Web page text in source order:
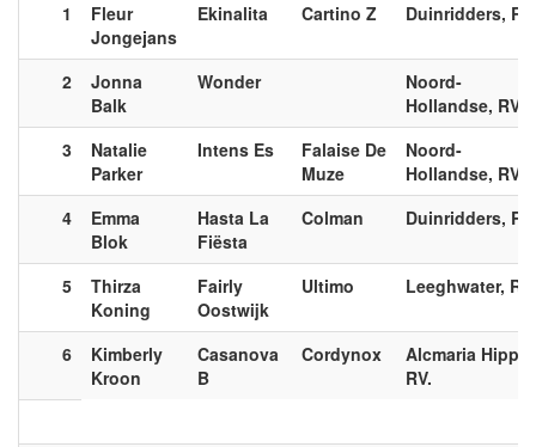
1
Fleur
Jongejans
Ekinalita Cartino Z Duinridders, RV.
2
Jonna
Balk
Wonder
Noord-
Hollandse, RV.
3
Natalie
Parker
Intens Es
Falaise De
Muze
Noord-
Hollandse, RV.
4
Emma
Blok
Hasta La
Fiësta
Colman Duinridders, RV.
5
Thirza
Koning
Fairly
Oostwijk
Ultimo Leeghwater, RV.
6
Kimberly
Kroon
Casanova
B
Cordynox
Alcmaria
RV.